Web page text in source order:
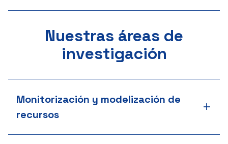
Nuestras áreas de
investigación
Monitorización y modelización de
recursos
+